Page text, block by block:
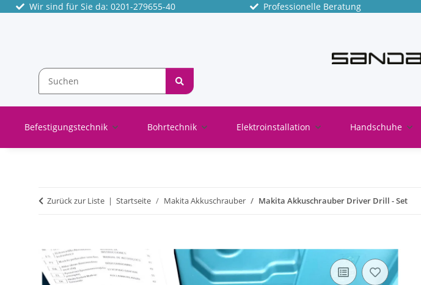
Wir sind für Sie da: 0201-279655-40 Professionelle Beratung
Befestigungstechnik Bohrtechnik Elektroinstallation Handschuhe
Zurück zur Liste Startseite Makita Akkuschrauber Makita Akkuschrauber Driver Drill - Set